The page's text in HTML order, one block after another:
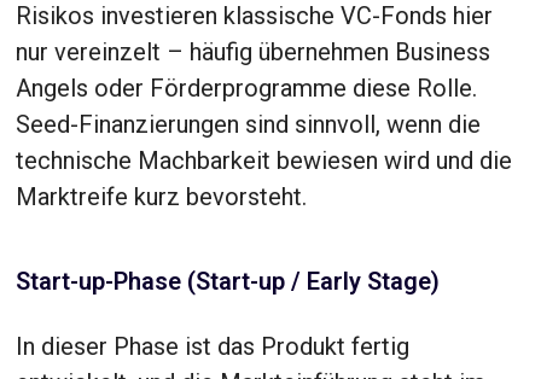
Risikos investieren klassische VC-Fonds hier
nur vereinzelt – häufig übernehmen Business
Angels oder Förderprogramme diese Rolle.
Seed-Finanzierungen sind sinnvoll, wenn die
technische Machbarkeit bewiesen wird und die
Marktreife kurz bevorsteht.
Start-up-Phase (Start-up / Early Stage)
In dieser Phase ist das Produkt fertig